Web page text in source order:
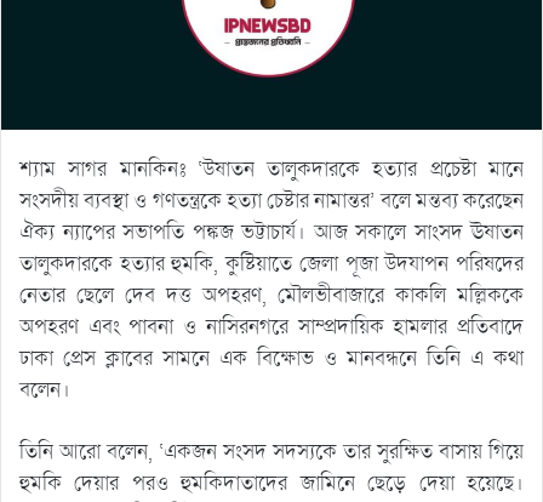
শ্যাম সাগর মানকিনঃ ‘উষাতন তালুকদারকে হত্যার প্রচেষ্টা মানে
সংসদীয় ব্যবস্থা ও গণতন্ত্রকে হত্যা চেষ্টার নামান্তর’ বলে মন্তব্য করেছেন
ঐক্য ন্যাপের সভাপতি পঙ্কজ ভট্টাচার্য। আজ সকালে সাংসদ ঊষাতন
তালুকদারকে হত্যার হুমকি, কুষ্টিয়াতে জেলা পূজা উদযাপন পরিষদের
নেতার ছেলে দেব দত্ত অপহরণ, মৌলভীবাজারে কাকলি মল্লিককে
অপহরণ এবং পাবনা ও নাসিরনগরে সাম্প্রদায়িক হামলার প্রতিবাদে
ঢাকা প্রেস ক্লাবের সামনে এক বিক্ষোভ ও মানবন্ধনে তিনি এ কথা
বলেন।
তিনি আরো বলেন, ‘একজন সংসদ সদস্যকে তার সুরক্ষিত বাসায় গিয়ে
হুমকি দেয়ার পরও হুমকিদাতাদের জামিনে ছেড়ে দেয়া হয়েছে।